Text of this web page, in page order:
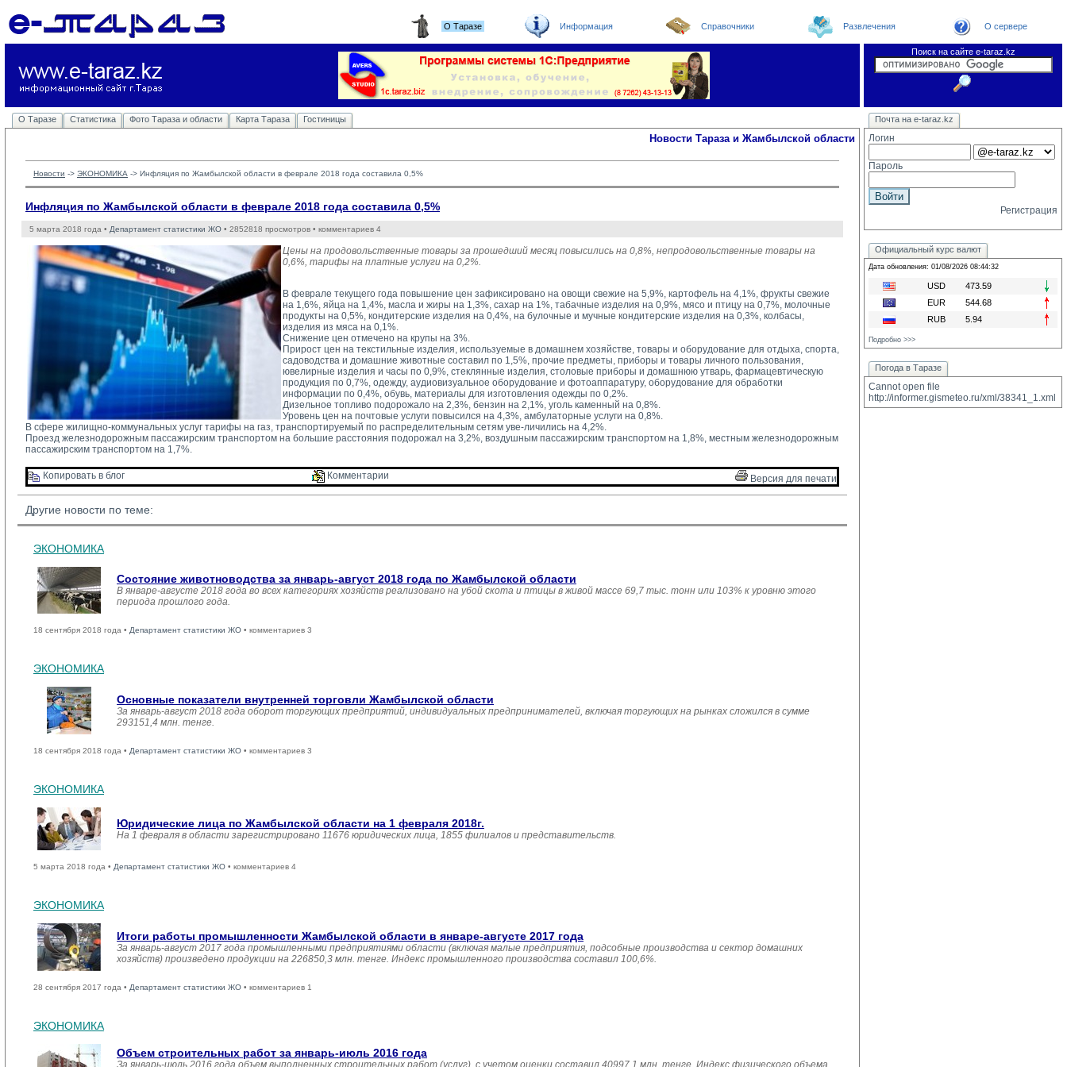
О Таразе Информация Справочники Развлечения О сервере
Поиск на сайте e-taraz.kz
О Таразе Статистика Фото Тараза и области Карта Тараза Гостиницы Новости Погода в Таразе
Телефоный справочник
Видеоконференция
Новости e-taraz
Новости Тараза и Жамбылской области
Новости -> ЭКОНОМИКА -> Инфляция по Жамбылской области в феврале 2018 года составила 0,5%
Инфляция по Жамбылской области в феврале 2018 года составила 0,5%
5 марта 2018 года • Департамент статистики ЖО • 2852818 просмотров • комментариев 4
Цены на продовольственные товары за прошедший месяц повысились на 0,8%, непродовольственные товары на
0,6%, тарифы на платные услуги на 0,2%.
В феврале текущего года повышение цен зафиксировано на овощи свежие на 5,9%, картофель на 4,1%, фрукты свежие
на 1,6%, яйца на 1,4%, масла и жиры на 1,3%, сахар на 1%, табачные изделия на 0,9%, мясо и птицу на 0,7%, молочные
продукты на 0,5%, кондитерские изделия на 0,4%, на булочные и мучные кондитерские изделия на 0,3%, колбасы,
изделия из мяса на 0,1%.
Снижение цен отмечено на крупы на 3%.
Прирост цен на текстильные изделия, используемые в домашнем хозяйстве, товары и оборудование для отдыха, спорта,
садоводства и домашние животные составил по 1,5%, прочие предметы, приборы и товары личного пользования,
ювелирные изделия и часы по 0,9%, стеклянные изделия, столовые приборы и домашнюю утварь, фармацевтическую
продукция по 0,7%, одежду, аудиовизуальное оборудование и фотоаппаратуру, оборудование для обработки
информации по 0,4%, обувь, материалы для изготовления одежды по 0,2%.
Дизельное топливо подорожало на 2,3%, бензин на 2,1%, уголь каменный на 0,8%.
Уровень цен на почтовые услуги повысился на 4,3%, амбулаторные услуги на 0,8%.
В сфере жилищно-коммунальных услуг тарифы на газ, транспортируемый по распределительным сетям уве-личились на 4,2%.
Проезд железнодорожным пассажирским транспортом на большие расстояния подорожал на 3,2%, воздушным пассажирским транспортом на 1,8%, местным железнодорожным
пассажирским транспортом на 1,7%.
Копировать в блог Комментарии Версия для печати
Другие новости по теме:
ЭКОНОМИКА
Состояние животноводства за январь-август 2018 года по Жамбылской области
В январе-августе 2018 года во всех категориях хозяйств реализовано на убой скота и птицы в живой массе 69,7 тыс. тонн или 103% к уровню этого
периода прошлого года.
18 сентября 2018 года • Департамент статистики ЖО • комментариев 3
ЭКОНОМИКА
Основные показатели внутренней торговли Жамбылской области
За январь-август 2018 года оборот торгующих предприятий, индивидуальных предпринимателей, включая торгующих на рынках сложился в сумме
293151,4 млн. тенге.
18 сентября 2018 года • Департамент статистики ЖО • комментариев 3
ЭКОНОМИКА
Юридические лица по Жамбылской области на 1 февраля 2018г.
На 1 февраля в области зарегистрировано 11676 юридических лица, 1855 филиалов и представительств.
5 марта 2018 года • Департамент статистики ЖО • комментариев 4
ЭКОНОМИКА
Итоги работы промышленности Жамбылской области в январе-августе 2017 года
За январь-август 2017 года промышленными предприятиями области (включая малые предприятия, подсобные производства и сектор домашних
хозяйств) произведено продукции на 226850,3 млн. тенге. Индекс промышленного производства составил 100,6%.
28 сентября 2017 года • Департамент статистики ЖО • комментариев 1
ЭКОНОМИКА
Объем строительных работ за январь-июль 2016 года
За январь-июль 2016 года объем выполненных строительных работ (услуг), с учетом оценки составил 40997,1 млн. тенге. Индекс физического объема
Почта на e-taraz.kz
Логин
Пароль
Регистрация
Официальный курс валют
Дата обновления: 01/08/2026 08:44:32
USD
473.59
EUR
544.68
RUB
5.94
Подробно >>>
Погода в Таразе
Cannot open file
http://informer.gismeteo.ru/xml/38341_1.xml